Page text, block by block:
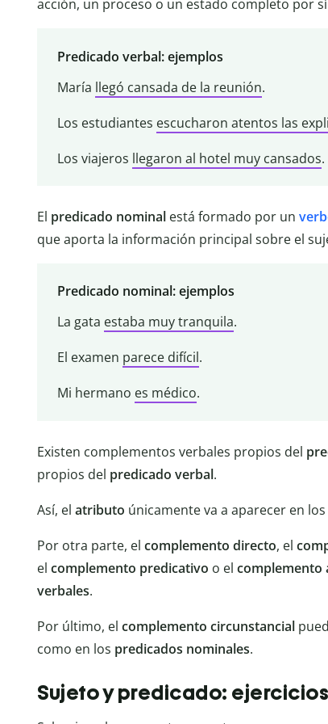
acción, un proceso o un estado completo por
Predicado verbal: ejemplos
María llegó cansada de la reunión.
Los estudiantes escucharon atentos las
Los viajeros llegaron al hotel muy cansados.
El predicado nominal está formado por un
que aporta la información principal sobre el
Predicado nominal: ejemplos
La gata estaba muy tranquila.
El examen parece difícil.
Mi hermano es médico.
Existen complementos verbales propios del
propios del predicado verbal.
Así, el atributo únicamente va a aparecer en los
Por otra parte, el complemento directo, el
el complemento predicativo o el complemento
verbales.
Por último, el complemento circunstancial
como en los predicados nominales.
Sujeto y predicado: ejercicios